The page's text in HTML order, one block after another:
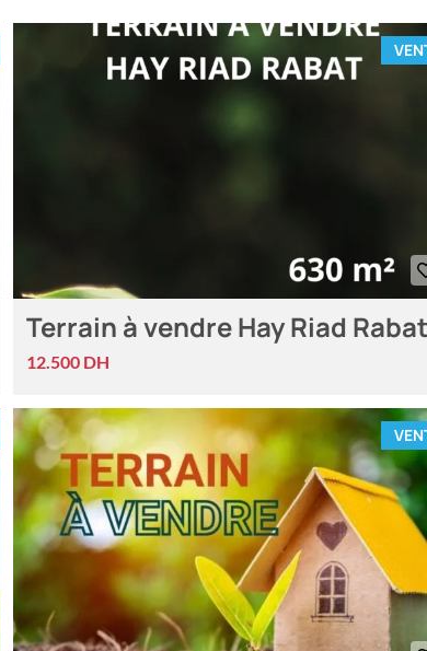
Terrain à vendre Hay Riad Rabat
12.500 DH